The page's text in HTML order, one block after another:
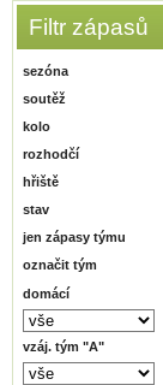
Filtr zápasů
sezóna
soutěž
kolo
rozhodčí
hřiště
stav
jen zápasy týmu
označit tým
domácí
vzáj. tým "A"